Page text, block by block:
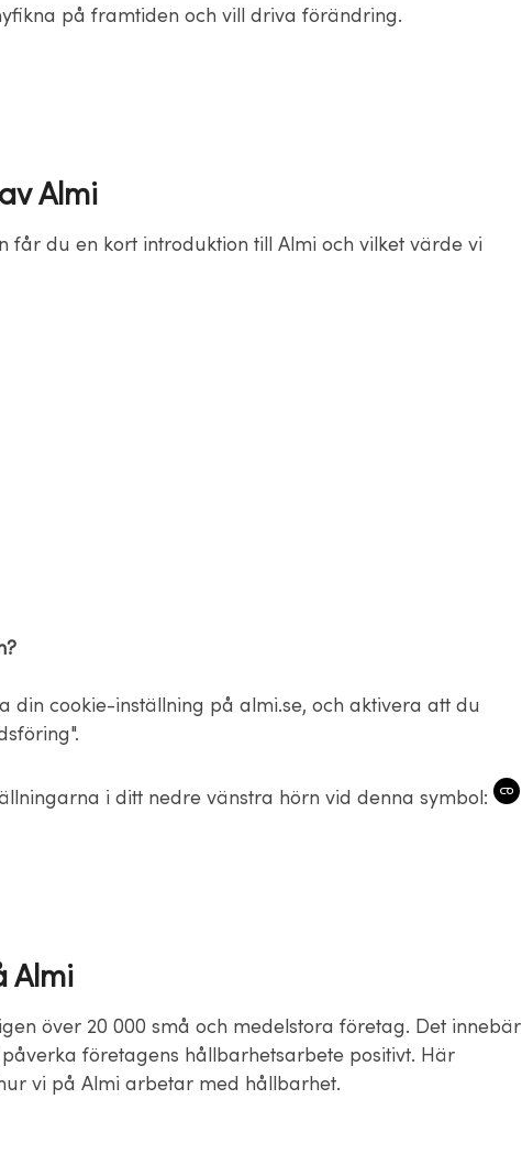
på framtiden och vill driva förändring.
Almi
får du en kort introduktion till Almi och vilket värde vi
din cookie-inställning på almi.se, och aktivera att du
i ditt nedre vänstra hörn vid denna symbol:
Almi
över 20 000 små och medelstora företag. Det innebär
företagens hållbarhetsarbete positivt. Här
vi på Almi arbetar med hållbarhet.